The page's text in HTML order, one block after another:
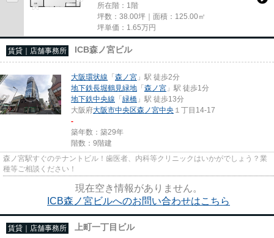
所在階：1階
坪数：38.00坪｜面積：125.00㎡
坪単価： 1.65万円
賃貸｜店舗事務所 ICB森ノ宮ビル
大阪環状線 「森ノ宮 」駅 徒歩2分
地下鉄長堀鶴見緑地 「森ノ宮 」駅 徒歩1分
地下鉄中央線 「緑橋 」駅 徒歩13分
大阪府大阪市中央区森ノ宮中央 １丁目14-17
-
築年数：築29年
階数：9階建
森ノ宮駅すぐのテナントビル！歯医者、内科等クリニックはいかがでしょう？業
種等ご相談ください！
現在空き情報がありません。
ICB森ノ宮ビルへのお問い合わせはこちら
賃貸｜店舗事務所 上町一丁目ビル